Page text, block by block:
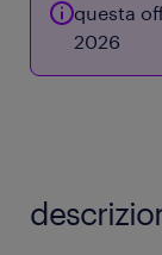
questa
2026